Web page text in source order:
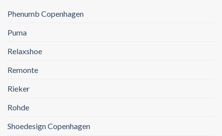
Phenumb Copenhagen
Puma
Relaxshoe
Remonte
Rieker
Rohde
Shoedesign Copenhagen